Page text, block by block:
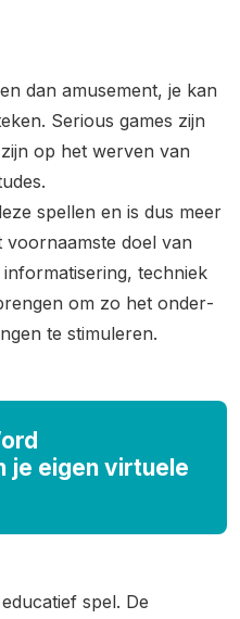
dan amusement, je kan
Serious games zijn
op het werven van
spellen en is dus meer
voornaamste doel van
techniek
om zo het onder­
te stimuleren.
je eigen virtuele
spel. De